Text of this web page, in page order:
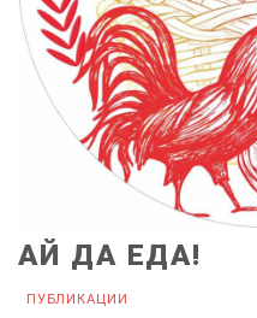
АЙ ДА ЕДА!
ПУБЛИКАЦИИ